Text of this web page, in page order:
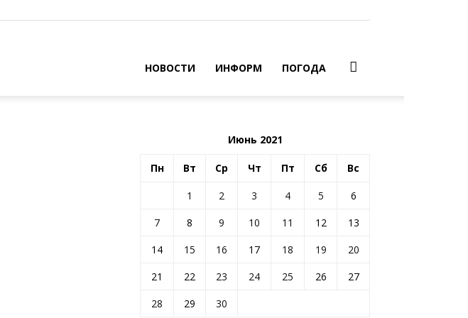
НОВОСТИ ИНФОРМ ПОГОДА
Июнь 2021
Пн Вт Ср Чт Пт Сб Вс
1 2 3 4 5
6
7
8 9 10 11 12
13
14
15 16 17 18 19
20
21
22 23 24 25 26
27
28
29 30